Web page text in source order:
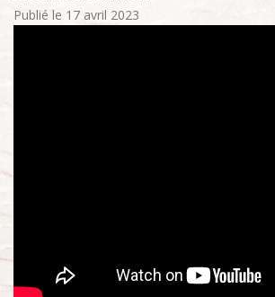
Publié le 17 avril 2023